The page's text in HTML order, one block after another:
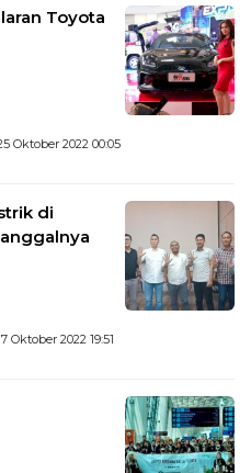
Toyota
Oktober 2022 00:05
di
Oktober 2022 19:51